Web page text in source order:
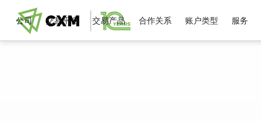
公司 交易平台 交易产品 合作关系 账户类型 服务